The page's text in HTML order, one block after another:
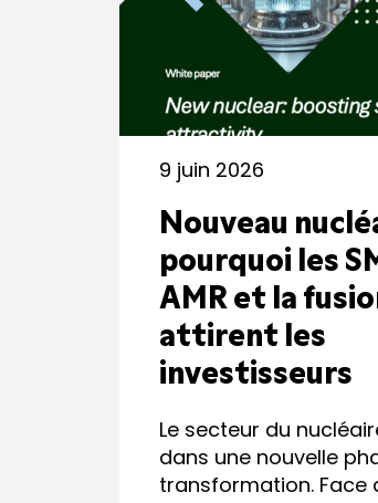
9 juin 2026
Nouveau
pourquoi les
AMR et la
attirent les
investisseurs
Le secteur du
dans une nouvelle
transformation. Face